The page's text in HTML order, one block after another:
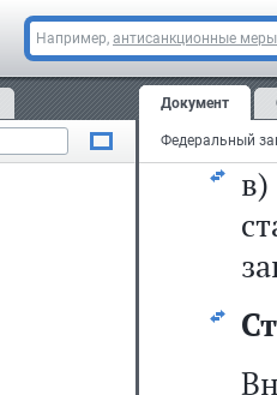
Например, антисанкционные меры
Документ
",